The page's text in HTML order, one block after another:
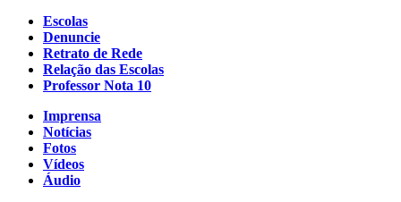
Escolas
Denuncie
Retrato de Rede
Relação das Escolas
Professor Nota 10
Imprensa
Notícias
Fotos
Vídeos
Áudio